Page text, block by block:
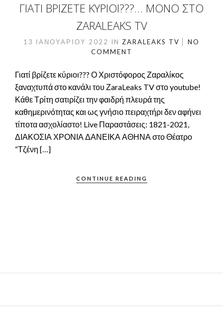
ΓΙΑΤΊ ΒΡΊΖΕΤΕ ΚΎΡΙΟΙ???… ΜΌΝΟ ΣΤΟ
ZARALEAKS TV
13 ΙΑΝΟΥΑΡΊΟΥ 2022 IN ZARALEAKS TV
NO
COMMENT
Γιατί βρίζετε κύριοι??? Ο Χριστόφορος Ζαραλίκος
ξαναχτυπά στο κανάλι του ΖaraLeaks TV στο youtube!
Κάθε Τρίτη σατιρίζει την φαιδρή πλευρά της
καθημερινότητας και ως γνήσιο πειραχτήρι δεν αφήνει
τίποτα ασχολίαστο! Live Παραστάσεις: 1821-2021,
ΔΙΑΚΟΣΙΑ ΧΡΟΝΙΑ ΔΑΝΕΙΚΑ ΑΘΗΝΑ στο Θέατρο
“Τζένη […]
CONTINUE READING